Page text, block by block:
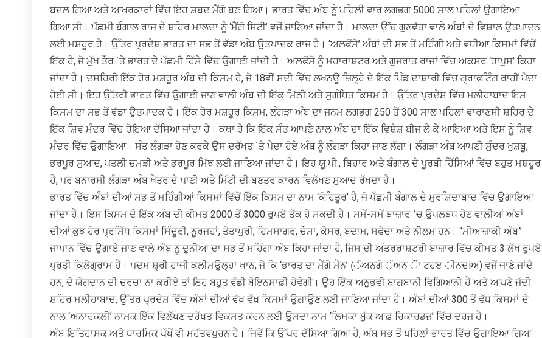
ਬਦਲ ਗਿਆ ਅਤੇ ਆਖਰਕਾਰਾਂ ਵਿੱਚ ਇਹ ਸ਼ਬਦ ਮੈਂਗੋ ਬਣ ਗਿਆ। ਭਾਰਤ ਵਿੱਚ ਅੰਬ ਨੂੰ ਪਹਿਲੀ ਵਾਰ ਲਗਭਗ 5000 ਸਾਲ ਪਹਿਲਾਂ ਉਗਾਇਆ
ਗਿਆ ਸੀ। ਪੱਛਮੀ ਬੰਗਾਲ ਰਾਜ ਦੇ ਸ਼ਹਿਰ ਮਾਲਦਾ ਨੂੰ ‘ਮੈਂਗੋ ਸਿਟੀ’ ਵਜੋਂ ਜਾਣਿਆ ਜਾਂਦਾ ਹੈ। ਮਾਲਦਾ ਉੱਚ ਗੁਣਵੱਤਾ ਵਾਲੇ ਅੰਬਾਂ ਦੇ ਵਿਸ਼ਾਲ ਉਤਪਾਦਨ
ਲਈ ਮਸ਼ਹੂਰ ਹੈ। ਉੱਤਰ ਪ੍ਰਦੇਸ਼ ਭਾਰਤ ਦਾ ਸਭ ਤੋਂ ਵੱਡਾ ਅੰਬ ਉਤਪਾਦਕ ਰਾਜ ਹੈ। ‘ਅਲਫੋਂਸੋ’ ਅੰਬਾਂ ਦੀ ਸਭ ਤੋਂ ਮਹਿੰਗੀ ਅਤੇ ਵਧੀਆ ਕਿਸਮਾਂ ਵਿੱਚੋਂ
ਇੱਕ ਹੈ, ਜੋ ਮੁੱਖ ਤੌਰ `ਤੇ ਭਾਰਤ ਦੇ ਪੱਛਮੀ ਹਿੱਸੇ ਵਿੱਚ ਉਗਾਈ ਜਾਂਦੀ ਹੈ। ਅਲਫੋਂਸੋ ਨੂੰ ਮਹਾਰਾਸ਼ਟਰ ਅਤੇ ਗੁਜਰਾਤ ਰਾਜਾਂ ਵਿੱਚ ਅਕਸਰ ‘ਹਾਪੁਸ’ ਕਿਹਾ
ਜਾਂਦਾ ਹੈ। ਦਸਹਿਰੀ ਇੱਕ ਹੋਰ ਮਸ਼ਹੂਰ ਅੰਬ ਦੀ ਕਿਸਮ ਹੈ, ਜੋ 18ਵੀਂ ਸਦੀ ਵਿੱਚ ਲਖਨਊ ਜ਼ਿਲ੍ਹੇ ਦੇ ਇੱਕ ਪਿੰਡ ਦਾਸ਼ਾਰੀ ਵਿੱਚ ਗ੍ਰਾਫਟਿੰਗ ਰਾਹੀਂ ਪੈਦਾ
ਹੋਈ ਸੀ। ਇਹ ਉੱਤਰੀ ਭਾਰਤ ਵਿੱਚ ਉਗਾਈ ਜਾਣ ਵਾਲੀ ਅੰਬ ਦੀ ਇੱਕ ਮਿੱਠੀ ਅਤੇ ਸੁਗੰਧਿਤ ਕਿਸਮ ਹੈ। ਉੱਤਰ ਪ੍ਰਦੇਸ਼ ਵਿੱਚ ਮਲੀਹਾਬਾਦ ਇਸ
ਕਿਸਮ ਦਾ ਸਭ ਤੋਂ ਵੱਡਾ ਉਤਪਾਦਕ ਹੈ। ਇੱਕ ਹੋਰ ਮਸ਼ਹੂਰ ਕਿਸਮ, ਲੰਗੜਾ ਅੰਬ ਦਾ ਜਨਮ ਲਗਭਗ 250 ਤੋਂ 300 ਸਾਲ ਪਹਿਲਾਂ ਵਾਰਾਣਸੀ ਸ਼ਹਿਰ ਦੇ
ਇੱਕ ਸ਼ਿਵ ਮੰਦਰ ਵਿੱਚ ਹੋਇਆ ਦੱਸਿਆ ਜਾਂਦਾ ਹੈ। ਕਥਾ ਹੈ ਕਿ ਇੱਕ ਸੰਤ ਆਪਣੇ ਨਾਲ ਅੰਬ ਦਾ ਇੱਕ ਵਿਸ਼ੇਸ਼ ਬੀਜ ਲੈ ਕੇ ਆਇਆ ਅਤੇ ਇਸ ਨੂੰ ਸ਼ਿਵ
ਮੰਦਰ ਵਿੱਚ ਉਗਾਇਆ। ਸੰਤ ਲੰਗੜਾ ਹੋਣ ਕਰਕੇ ਉਸ ਦਰੱਖਤ `ਤੇ ਪੈਦਾ ਹੋਏ ਅੰਬ ਨੂੰ ਲੰਗੜਾ ਕਿਹਾ ਜਾਣ ਲੱਗਾ। ਲੰਗੜਾ ਅੰਬ ਆਪਣੀ ਸੁੰਦਰ ਖੁਸ਼ਬੂ,
ਭਰਪੂਰ ਸੁਆਦ, ਪਤਲੀ ਚਮੜੀ ਅਤੇ ਭਰਪੂਰ ਮਿੱਝ ਲਈ ਜਾਣਿਆ ਜਾਂਦਾ ਹੈ। ਇਹ ਯੂ.ਪੀ., ਬਿਹਾਰ ਅਤੇ ਬੰਗਾਲ ਦੇ ਪੂਰਬੀ ਹਿੱਸਿਆਂ ਵਿੱਚ ਬਹੁਤ ਮਸ਼ਹੂਰ
ਹੈ, ਪਰ ਬਨਾਰਸੀ ਲੰਗੜਾ ਅੰਬ ਖੇਤਰ ਦੇ ਪਾਣੀ ਅਤੇ ਮਿੱਟੀ ਦੀ ਬਣਤਰ ਕਾਰਨ ਵਿਲੱਖਣ ਸੁਆਦ ਰੱਖਦਾ ਹੈ।
ਭਾਰਤ ਵਿੱਚ ਅੰਬਾਂ ਦੀਆਂ ਸਭ ਤੋਂ ਮਹਿੰਗੀਆਂ ਕਿਸਮਾਂ ਵਿੱਚੋਂ ਇੱਕ ਕਿਸਮ ਦਾ ਨਾਮ ‘ਕੋਹਿਤੂਰ’ ਹੈ, ਜੋ ਪੱਛਮੀ ਬੰਗਾਲ ਦੇ ਮੁਰਸ਼ਿਦਾਬਾਦ ਵਿੱਚ ਉਗਾਇਆ
ਜਾਂਦਾ ਹੈ। ਇਸ ਕਿਸਮ ਦੇ ਇੱਕ ਅੰਬ ਦੀ ਕੀਮਤ 2000 ਤੋਂ 3000 ਰੁਪਏ ਤੱਕ ਹੋ ਸਕਦੀ ਹੈ। ਸਮੇਂ-ਸਮੇਂ ਬਾਜ਼ਾਰ `ਚ ਉਪਲਬਧ ਹੋਣ ਵਾਲੀਆਂ ਅੰਬਾਂ
ਦੀਆਂ ਕੁਝ ਹੋਰ ਪ੍ਰਸਿੱਧ ਕਿਸਮਾਂ ਸਿੰਦੂਰੀ, ਨੂਰਜਹਾਂ, ਤੋਤਾਪੁਰੀ, ਹਿਮਸਾਗਰ, ਚੌਸਾ, ਕੇਸਰ, ਬਦਾਮ, ਸਫੇਦਾ ਅਤੇ ਨੀਲਮ ਹਨ। “ਮੀਆਜ਼ਾਕੀ ਅੰਬ”
ਜਾਪਾਨ ਵਿੱਚ ਉਗਾਏ ਜਾਣ ਵਾਲੇ ਅੰਬ ਨੂੰ ਦੁਨੀਆ ਦਾ ਸਭ ਤੋਂ ਮਹਿੰਗਾ ਅੰਬ ਕਿਹਾ ਜਾਂਦਾ ਹੈ, ਜਿਸ ਦੀ ਅੰਤਰਰਾਸ਼ਟਰੀ ਬਾਜ਼ਾਰ ਵਿੱਚ ਕੀਮਤ 3 ਲੱਖ ਰੁਪਏ
ਪ੍ਰਤੀ ਕਿਲੋਗ੍ਰਾਮ ਹੈ। ਪਦਮ ਸ਼੍ਰੀ ਹਾਜੀ ਕਲੀਮਉਲ੍ਹਾ ਖਾਨ, ਜੋ ਕਿ ‘ਭਾਰਤ ਦਾ ਮੈਂਗੋ ਮੈਨ’ (ੰਅਨਗੋ ੰਅਨ ੌਾ ਟਹੲ ੀਨਦiਅ) ਵਜੋਂ ਜਾਣੇ ਜਾਂਦੇ
ਹਨ, ਦੇ ਯੋਗਦਾਨ ਦੀ ਚਰਚਾ ਨਾ ਕਰੀਏ ਤਾਂ ਇਹ ਬਹੁਤ ਵੱਡੀ ਬੇਇਨਸਾਫ਼ੀ ਹੋਵੇਗੀ। ਉਹ ਇੱਕ ਅਨੁਭਵੀ ਬਾਗਬਾਨੀ ਵਿਗਿਆਨੀ ਹੈ ਅਤੇ ਆਪਣੇ ਜੱਦੀ
ਸ਼ਹਿਰ ਮਲੀਹਾਬਾਦ, ਉੱਤਰ ਪ੍ਰਦੇਸ਼ ਵਿੱਚ ਅੰਬਾਂ ਦੀਆਂ ਵੱਖ ਵੱਖ ਕਿਸਮਾਂ ਉਗਾਉਣ ਲਈ ਜਾਣਿਆ ਜਾਂਦਾ ਹੈ। ਅੰਬਾਂ ਦੀਆਂ 300 ਤੋਂ ਵੱਧ ਕਿਸਮਾਂ ਦੇ
ਨਾਲ ‘ਅਨਾਰਕਲੀ’ ਨਾਮਕ ਇੱਕ ਵਿਲੱਖਣ ਦਰੱਖਤ ਵਿਕਸਤ ਕਰਨ ਲਈ ਉਸਦਾ ਨਾਮ ‘ਲਿਮਕਾ ਬੁੱਕ ਆਫ਼ ਰਿਕਾਰਡਜ਼’ ਵਿੱਚ ਦਰਜ ਹੈ।
ਅੰਬ ਇਤਿਹਾਸਕ ਅਤੇ ਧਾਰਮਿਕ ਪੱਖੋਂ ਵੀ ਮਹੱਤਵਪੂਰਨ ਹੈ। ਜਿਵੇਂ ਕਿ ਉੱਪਰ ਦੱਸਿਆ ਗਿਆ ਹੈ, ਅੰਬ ਸਭ ਤੋਂ ਪਹਿਲਾਂ ਭਾਰਤ ਵਿੱਚ ਉਗਾਇਆ ਗਿਆ